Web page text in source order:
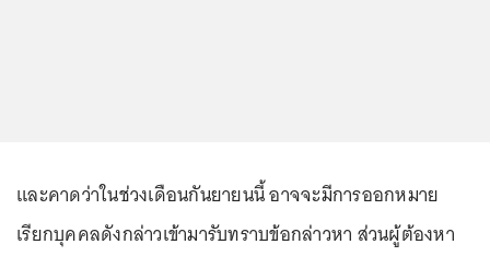
และคาดว่าในช่วงเดือนกันยายนนี้ อาจจะมีการออกหมาย
เรียกบุคคลดังกล่าวเข้ามารับทราบข้อกล่าวหา ส่วนผู้ต้องหา